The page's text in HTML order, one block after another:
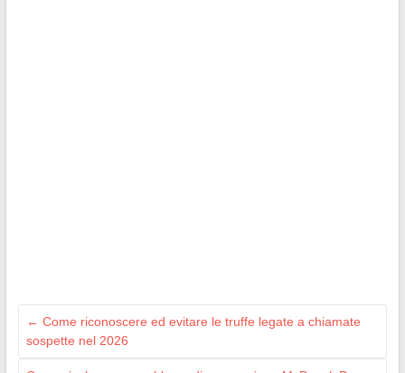
← Come riconoscere ed evitare le truffe legate a chiamate
sospette nel 2026